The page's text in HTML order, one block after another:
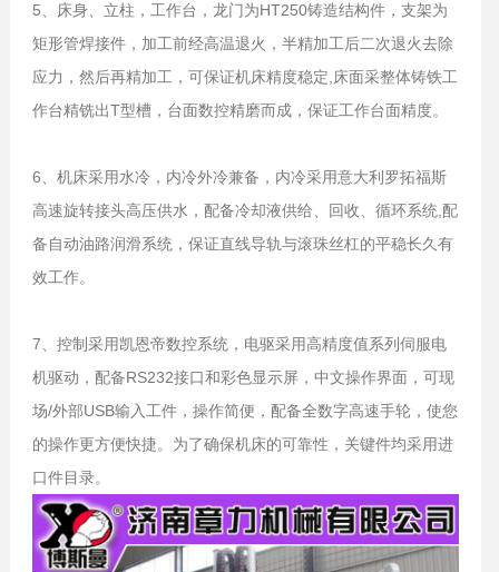
5、床身、立柱，工作台，龙门为HT250铸造结构件，支架为
矩形管焊接件，加工前经高温退火，半精加工后二次退火去除
应力，然后再精加工，可保证机床精度稳定,床面采整体铸铁工
作台精铣出T型槽，台面数控精磨而成，保证工作台面精度。
6、机床采用水冷，内冷外冷兼备，内冷采用意大利罗拓福斯
高速旋转接头高压供水，配备冷却液供给、回收、循环系统,配
备自动油路润滑系统，保证直线导轨与滚珠丝杠的平稳长久有
效工作。
7、控制采用凯恩帝数控系统，电驱采用高精度值系列伺服电
机驱动，配备RS232接口和彩色显示屏，中文操作界面，可现
场/外部USB输入工件，操作简便，配备全数字高速手轮，使您
的操作更方便快捷。为了确保机床的可靠性，关键件均采用进
口件目录。